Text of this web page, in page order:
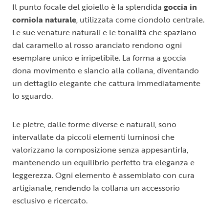
Il punto focale del gioiello è la splendida goccia in
corniola naturale, utilizzata come ciondolo centrale.
Le sue venature naturali e le tonalità che spaziano
dal caramello al rosso aranciato rendono ogni
esemplare unico e irripetibile. La forma a goccia
dona movimento e slancio alla collana, diventando
un dettaglio elegante che cattura immediatamente
lo sguardo.
Le pietre, dalle forme diverse e naturali, sono
intervallate da piccoli elementi luminosi che
valorizzano la composizione senza appesantirla,
mantenendo un equilibrio perfetto tra eleganza e
leggerezza. Ogni elemento è assemblato con cura
artigianale, rendendo la collana un accessorio
esclusivo e ricercato.